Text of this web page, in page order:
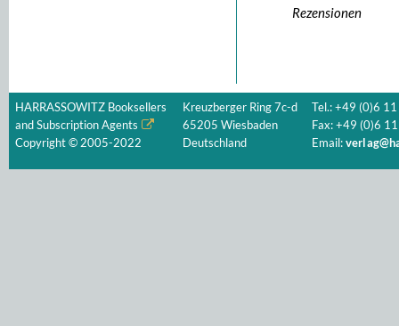
Rezensionen
HARRASSOWITZ Booksellers
and Subscription Agents
Copyright © 2005-2022
Kreuzberger Ring 7c-d
65205 Wiesbaden
Deutschland
Tel.: +49 (0)6
Fax: +49 (0)6
Email: